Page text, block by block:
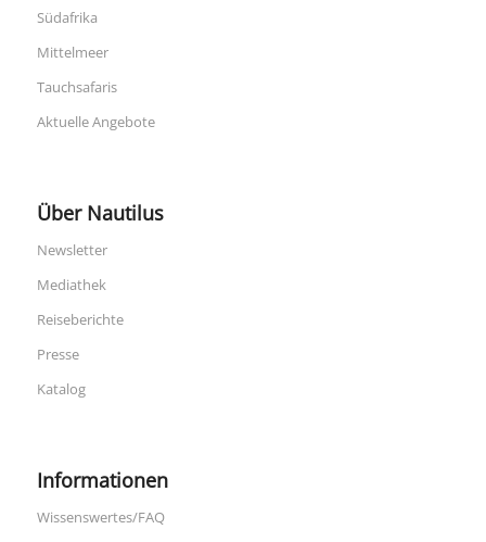
Südafrika
Mittelmeer
Tauchsafaris
Aktuelle Angebote
Über Nautilus
Newsletter
Mediathek
Reiseberichte
Presse
Katalog
Informationen
Wissenswertes/FAQ